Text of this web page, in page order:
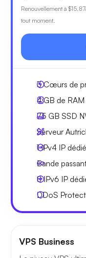
Renouvellement à $15.87
tout moment.
3Cœurs de
4 GB de RAM
75 GB SSD
Serveur
1 IPv4 IP dédié
Bande
8 IPv6 IP
DDoS
VPS Business